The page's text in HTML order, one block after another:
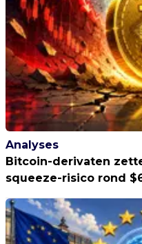
Analyses
Bitcoin-derivaten
squeeze-risico rond